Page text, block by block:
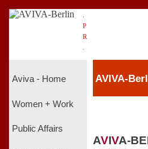
P
R
Aviva - Home
Women + Work
Public Affairs
AVIVA-
AVIVA-